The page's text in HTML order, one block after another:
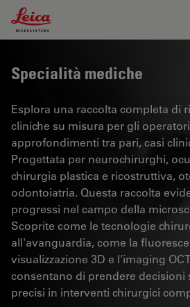
Leica Microsystems Logo
Specialità mediche
Esplora una raccolta completa di
cliniche su misura per gli
approfondimenti tra pari, casi
Progettata per neurochirurghi,
chirurgia plastica e ricostruttiva,
odontoiatria. Questa raccolta
progressi nel campo della
Scoprite come le tecnologie
all'avanguardia, come la
visualizzazione 3D e l'imaging
consentano di prendere decisioni
precisi in interventi chirurgici